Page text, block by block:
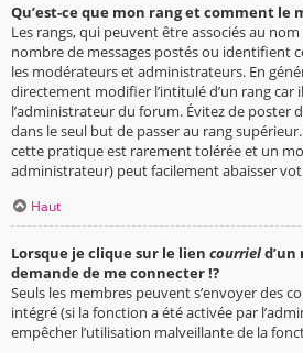
Qu’est-ce que mon rang et comment le
Les rangs, qui peuvent être associés au
nombre de messages postés ou identifient
les modérateurs et administrateurs. En
directement modifier l’intitulé d’un rang car
l’administrateur du forum. Évitez de poster
dans le seul but de passer au rang
cette pratique est rarement tolérée et un
administrateur) peut facilement abaisser
Haut
Lorsque je clique sur le lien courrield’un
demande de me connecter !?
Seuls les membres peuvent s’envoyer des
intégré (si la fonction a été activée par
empêcher l’utilisation malveillante de la